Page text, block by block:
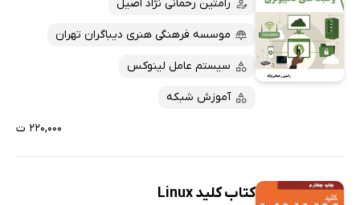
رامتین رحمانی نژاد اصیل
موسسه فرهنگی هنری دیباگران تهران
سیستم عامل لینوکس
آموزش شبکه
۲۲۰,۰۰۰ ت
کتاب کلید Linux